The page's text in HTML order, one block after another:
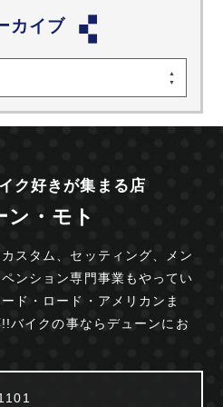
カイブ
ク好きが集まる店
ン・モト
スタム、セッティング、
メン
ンション専門事業もやってい
ド・ロード・ アメリカンま
!!バイクの事ならデューンにお